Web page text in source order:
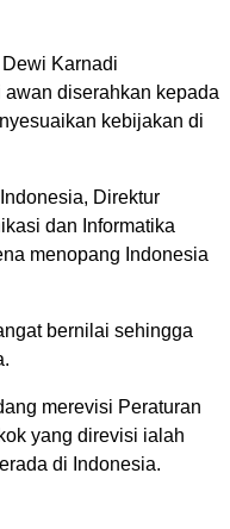
Karnadi
diserahkan kepada
kebijakan di
Direktur
dan Informatika
menopang Indonesia
bernilai sehingga
merevisi Peraturan
yang direvisi ialah
di Indonesia.